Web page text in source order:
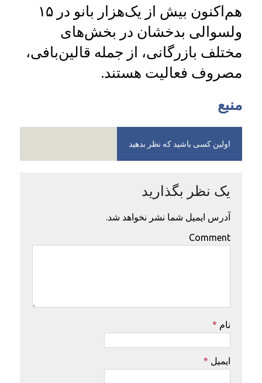
هم‌اکنون بیش از یک‌هزار بانو در ۱۵
ولسوالی بدخشان در بخش‌های
مختلف بازرگانی، از جمله قالین‌بافی،
مصروف فعالیت هستند.
منبع
اولین کسی باشید که نظر بدهید
یک نظر بگذارید
آدرس ایمیل شما نشر نخواهد شد.
Comment
نام *
ایمیل *